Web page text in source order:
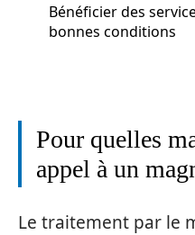
Bénéficier des
bonnes conditions
Pour quelles
appel à un
Le traitement par le